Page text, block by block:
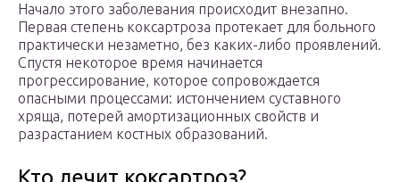
Начало этого заболевания происходит внезапно.
Первая степень коксартроза протекает для больного
практически незаметно, без каких-либо проявлений.
Спустя некоторое время начинается
прогрессирование, которое сопровождается
опасными процессами: истончением суставного
хряща, потерей амортизационных свойств и
разрастанием костных образований.